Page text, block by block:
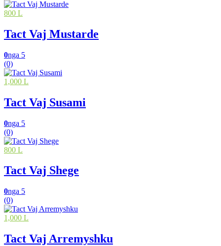
800 L
Tact Vaj Mustarde
0nga 5
(0)
1,000 L
Tact Vaj Susami
0nga 5
(0)
800 L
Tact Vaj Shege
0nga 5
(0)
1,000 L
Tact Vaj Arremyshku